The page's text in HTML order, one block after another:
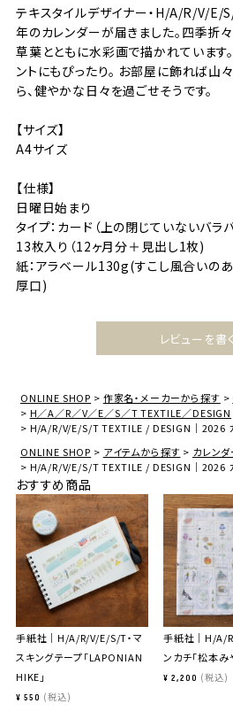
テキスタイルデザイナー・H/A/R/V/
年のカレンダーが届きました。四季折
草葉とともに水彩画で描かれています
ントにもぴったり。 お部屋に飾れば山
ら、健やかな日々を過ごせそうです。
【サイズ】
A4サイズ
【仕様】
日曜日始まり
タイプ：カード（上の閉じていないバラ
13枚入り（12ヶ月分＋見出し1枚)
紙：アラベール130g(すこし風合いの
厚口)
レビューを書く
ONLINE SHOP 作家名・メーカーから探す
H／A／R／V／E／S／T TEXTILE／DESIGN
H/A/R/V/E/S/T TEXTILE / DESIGN｜2026
ONLINE SHOP
アイテムから探す
カレンダ
H/A/R/V/E/S/T TEXTILE / DESIGN｜2026
おすすめ商品
手紙社｜H/A/R/V/E/S/T・マ
スキングテープ「LAPONIAN
HIKE」
¥ 550 税込
手紙社｜H/A/
ンカチ「松本み
¥ 2,200 税込